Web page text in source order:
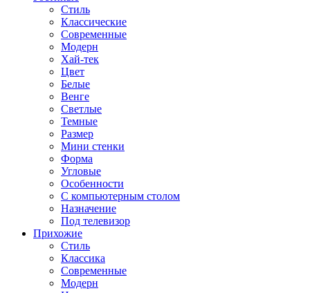
Стиль
Классические
Современные
Модерн
Хай-тек
Цвет
Белые
Венге
Светлые
Темные
Размер
Мини стенки
Форма
Угловые
Особенности
С компьютерным столом
Назначение
Под телевизор
Прихожие
Стиль
Классика
Современные
Модерн